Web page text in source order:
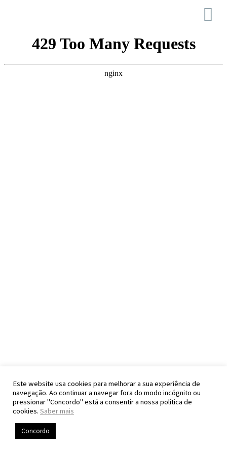
Esposende – Igreja
Matriz
Este website usa cookies para melhorar a sua experiência de
navegação. Ao continuar a navegar fora do modo incógnito ou
pressionar "Concordo" está a consentir a nossa política de
cookies. Saber mais
Concordo